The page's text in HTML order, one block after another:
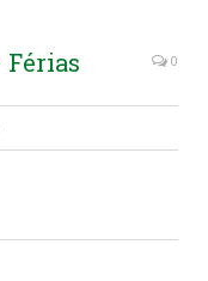
Férias 0